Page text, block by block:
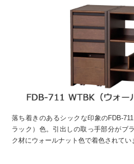
落ち着きのあるシックな印象のFDB-
ラック）色。引出しの取っ手部分がブ
ク材にウォールナット色で着色されてい